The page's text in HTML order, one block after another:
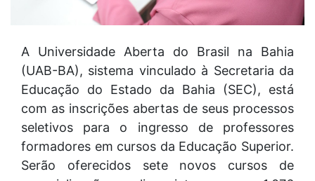
A Universidade Aberta do Brasil na Bahia
(UAB-BA), sistema vinculado à Secretaria da
Educação do Estado da Bahia (SEC), está
com as inscrições abertas de seus processos
seletivos para o ingresso de professores
formadores em cursos da Educação Superior.
Serão oferecidos sete novos cursos de